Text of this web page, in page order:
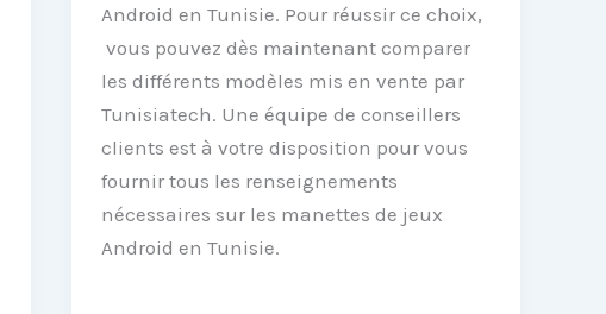
Android en Tunisie. Pour réussir ce choix,
vous pouvez dès maintenant comparer
les différents modèles mis en vente par
Tunisiatech. Une équipe de conseillers
clients est à votre disposition pour vous
fournir tous les renseignements
nécessaires sur les manettes de jeux
Android en Tunisie.